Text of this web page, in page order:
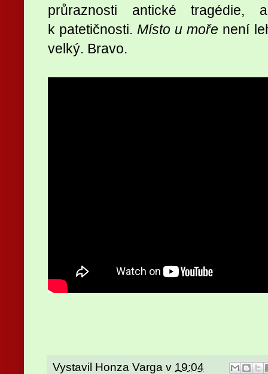
průraznosti antické tragédie,
k patetičnosti.Místo u moře není
velký. Bravo.
Vystavil Honza Varga v 19:04